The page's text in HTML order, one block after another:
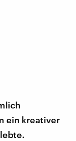
ein kreativer